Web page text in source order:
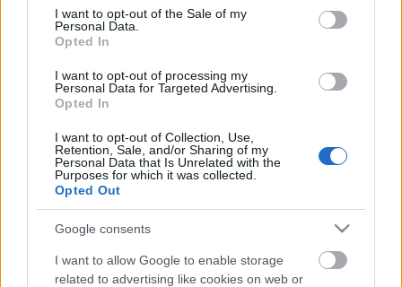
consent section.
I want to opt-out of the Sale of my
Personal Data.
Opted In
I want to opt-out of processing my
Personal Data for Targeted Advertising.
Opted In
I want to opt-out of Collection, Use,
Retention, Sale, and/or Sharing of my
Personal Data that Is Unrelated with the
Purposes for which it was collected.
Opted Out
Google consents
I want to allow Google to enable storage
related to advertising like cookies on web or